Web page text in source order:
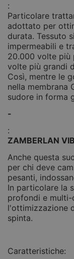
:
Particolare
adottato per
durata. Tessuto
impermeabili e
20.000 volte più
volte più grandi
Così, mentre le
nella membrana
sudore in forma
-
:
ZAMBERLAN
Anche questa
per chi deve
pesanti,
In particolare la
profondi e
l'ottimizzazione
spinta.
Caratteristiche: